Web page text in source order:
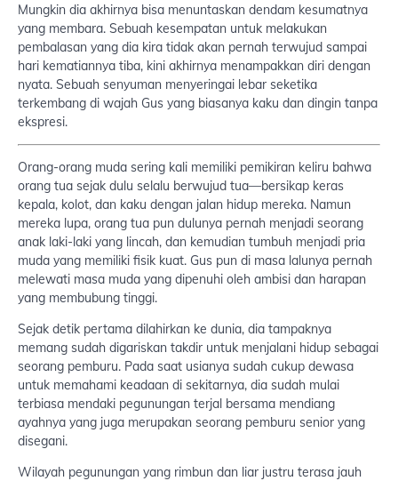
Mungkin dia akhirnya bisa menuntaskan dendam kesumatnya
yang membara. Sebuah kesempatan untuk melakukan
pembalasan yang dia kira tidak akan pernah terwujud sampai
hari kematiannya tiba, kini akhirnya menampakkan diri dengan
nyata. Sebuah senyuman menyeringai lebar seketika
terkembang di wajah Gus yang biasanya kaku dan dingin tanpa
ekspresi.
Orang-orang muda sering kali memiliki pemikiran keliru bahwa
orang tua sejak dulu selalu berwujud tua—bersikap keras
kepala, kolot, dan kaku dengan jalan hidup mereka. Namun
mereka lupa, orang tua pun dulunya pernah menjadi seorang
anak laki-laki yang lincah, dan kemudian tumbuh menjadi pria
muda yang memiliki fisik kuat. Gus pun di masa lalunya pernah
melewati masa muda yang dipenuhi oleh ambisi dan harapan
yang membubung tinggi.
Sejak detik pertama dilahirkan ke dunia, dia tampaknya
memang sudah digariskan takdir untuk menjalani hidup sebagai
seorang pemburu. Pada saat usianya sudah cukup dewasa
untuk memahami keadaan di sekitarnya, dia sudah mulai
terbiasa mendaki pegunungan terjal bersama mendiang
ayahnya yang juga merupakan seorang pemburu senior yang
disegani.
Wilayah pegunungan yang rimbun dan liar justru terasa jauh